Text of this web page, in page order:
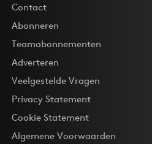
Contact
Abonneren
Teamabonnementen
Adverteren
Veelgestelde Vragen
Privacy Statement
Cookie Statement
Algemene Voorwaarden